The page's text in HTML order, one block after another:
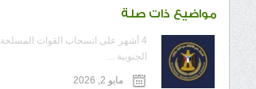
مواضيع ذات صلة
4 أشهر على انسحاب القوات المسلحة
الجنوبية ...
مايو 2, 2026